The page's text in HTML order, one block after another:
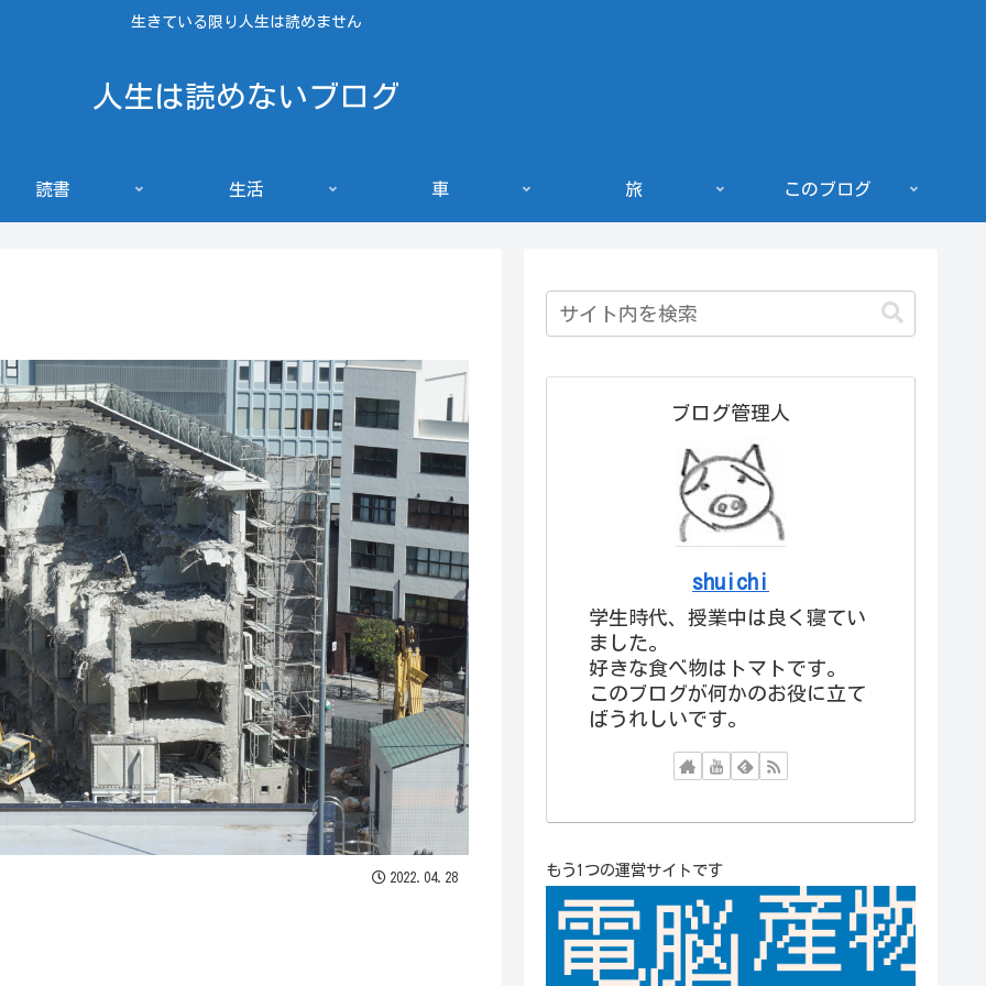
生きている限り人生は読めません
人生は読めないブログ
読書 生活 車 旅 このブログ
2022.04.28
ブログ管理人
shuichi
学生時代、授業中は良く寝てい
ました。
好きな食べ物はトマトです。
このブログが何かのお役に立て
ばうれしいです。
もう1つの運営サイトです